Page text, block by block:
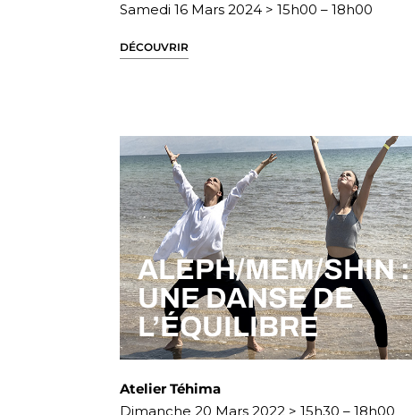
Samedi 16 Mars 2024 > 15h00 – 18h00
DÉCOUVRIR
ALEPH/MEM/SHIN :
UNE DANSE DE
L’ÉQUILIBRE
Atelier Téhima
Dimanche 20 Mars 2022 > 15h30 – 18h00